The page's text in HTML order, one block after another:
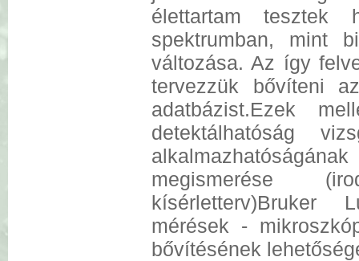
élettartam tesztek
spektrumban, mint
változása. Az így
tervezzük bővíteni
adatbázist.Ezek
detektálhatóság
megismerése
kísérletterv)Bruker
mérések -
bővítésének